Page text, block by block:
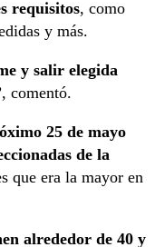
requisitos, como
y más.
y salir elegida
, comentó.
25 de mayo
de la
que era la mayor en
alrededor de 40 y